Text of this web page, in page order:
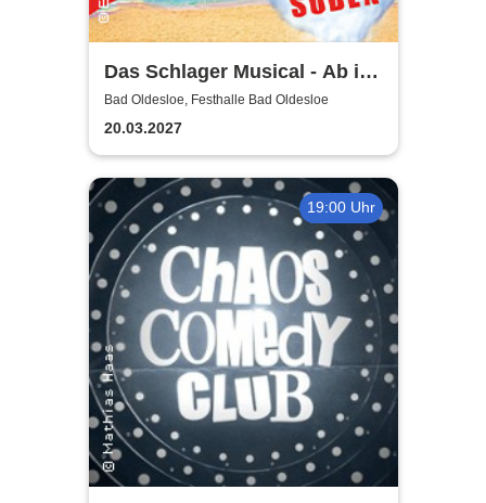
Das Schlager Musical - Ab in
den Süden 2026/2027
Bad Oldesloe, Festhalle Bad Oldesloe
20.03.2027
19:00 Uhr